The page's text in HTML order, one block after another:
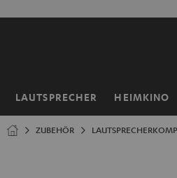
LAUTSPRECHER HEIMKINO
Startseite
ZUBEHÖR